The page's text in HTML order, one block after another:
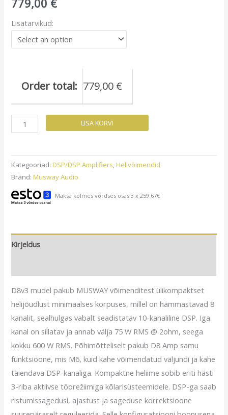
779,00 €
Lisatarvikud:
Order total: 779,00 €
Musway
D8v3
8
kanaliga
protsessor
võimendi
LISA KORVI
Kategooriad:DSP/DSP Amplifiers,Helivõimendid
Bränd:Musway Audio
Maksa kolmes võrdses osas 3 x 259.67€
Kirjeldus
D8v3 mudel pakub MUSWAY võimenditest ülikompaktset
helijõudlust minimaalses korpuses, millel on hämmastavad 8
kanalit, sealhulgas vabalt seadistatav 10-kanaliline DSP. Iga
kanal on sillatav ja annab välja 75 W RMS @ 2ohm, seega
kokku 600 W RMS. Põhimõtteliselt pakub D8 Amp samu
funktsioone, mis M6, kuid kahe võimendatud väljundi ja kahe
täiendava DSP-kanaliga. Kompaktne heliime sobib eriti hästi
3-riba aktiivse töörežiimiga kõlarisüsteemidele. DSP-ga saab
ristumissagedusi, ajastust ja sageduse korrektsioone